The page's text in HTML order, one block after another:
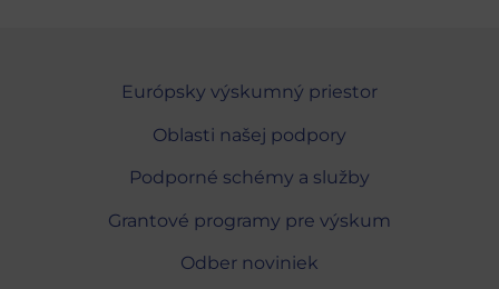
Európsky výskumný priestor
Oblasti našej podpory
Podporné schémy a služby
Grantové programy pre výskum
Odber noviniek